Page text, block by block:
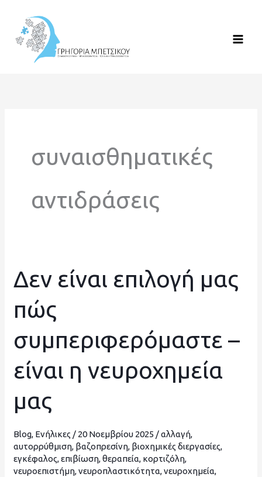
περιεχόμενο
συναισθηματικές
αντιδράσεις
Δεν είναι επιλογή μας
πώς
συμπεριφερόμαστε –
είναι η νευροχημεία
μας
Blog, Ενήλικες / 20 Νοεμβρίου 2025 /αλλαγή,
αυτορρύθμιση, βαζοπρεσίνη, βιοχημικές διεργασίες,
εγκέφαλος,επιβίωση,θεραπεία, κορτιζόλη,
νευροεπιστήμη,νευροπλαστικότητα,νευροχημεία,
Δεν
είναι
επιλογή
μας
πώς
συμπεριφερόμαστε
–
είναι
η
νευροχημεία
μας